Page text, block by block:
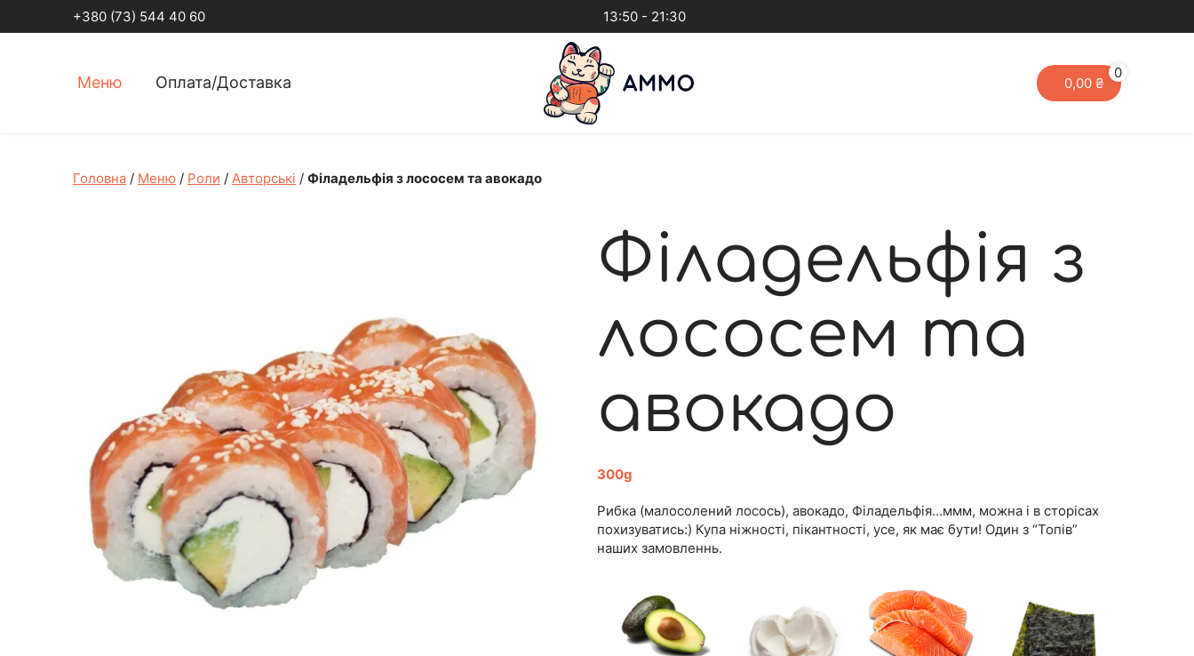
+380 (73) 544 40 60 13:50 - 21:30
Меню Оплата/Доставка 0,00 ₴
0
Головна / Меню / Роли / Aвторські / Філадельфія з лососем та авокадо
Філадельфія з
лососем та
авокадо
300g
Рибка (малосолений лосось), авокадо, Філадельфія…ммм, можна і в сторісах
похизуватись:) Купа ніжності, пікантності, усе, як має бути! Один з “Топів”
наших замовленнь.